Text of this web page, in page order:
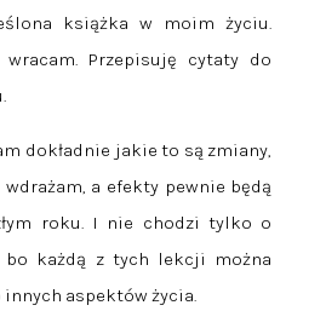
książka w moim życiu.
Przepisuję cytaty do
dokładnie jakie to są zmiany,
a efekty pewnie będą
roku. I nie chodzi tylko o
bo każdą z tych lekcji można
aspektów życia.